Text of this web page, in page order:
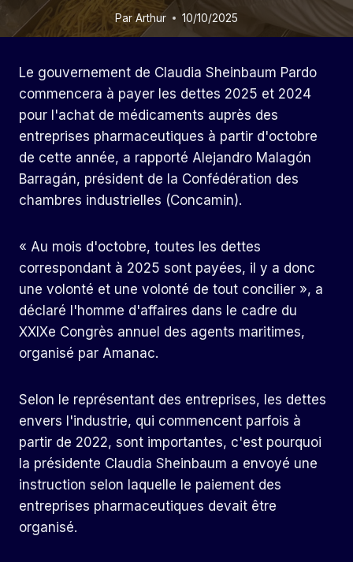
Par Arthur 10/10/2025
Le gouvernement de Claudia Sheinbaum Pardo
commencera à payer les dettes 2025 et 2024
pour l'achat de médicaments auprès des
entreprises pharmaceutiques à partir d'octobre
de cette année, a rapporté Alejandro Malagón
Barragán, président de la Confédération des
chambres industrielles (Concamin).
« Au mois d'octobre, toutes les dettes
correspondant à 2025 sont payées, il y a donc
une volonté et une volonté de tout concilier », a
déclaré l'homme d'affaires dans le cadre du
XXIXe Congrès annuel des agents maritimes,
organisé par Amanac.
Selon le représentant des entreprises, les dettes
envers l'industrie, qui commencent parfois à
partir de 2022, sont importantes, c'est pourquoi
la présidente Claudia Sheinbaum a envoyé une
instruction selon laquelle le paiement des
entreprises pharmaceutiques devait être
organisé.